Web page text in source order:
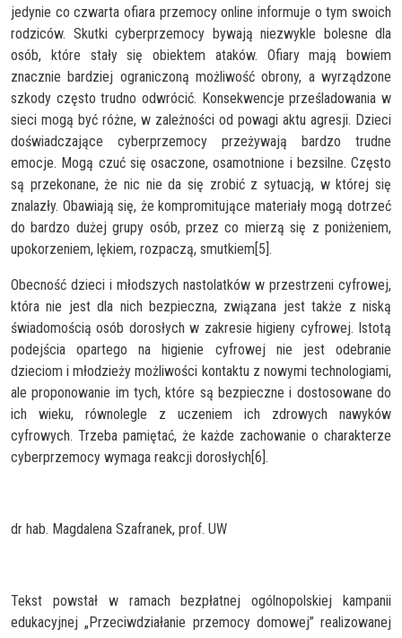
jedynie co czwarta ofiara przemocy online informuje o tym swoich
rodziców. Skutki cyberprzemocy bywają niezwykle bolesne dla
osób, które stały się obiektem ataków. Ofiary mają bowiem
znacznie bardziej ograniczoną możliwość obrony, a wyrządzone
szkody często trudno odwrócić. Konsekwencje prześladowania w
sieci mogą być różne, w zależności od powagi aktu agresji. Dzieci
doświadczające cyberprzemocy przeżywają bardzo trudne
emocje. Mogą czuć się osaczone, osamotnione i bezsilne. Często
są przekonane, że nic nie da się zrobić z sytuacją, w której się
znalazły. Obawiają się, że kompromitujące materiały mogą dotrzeć
do bardzo dużej grupy osób, przez co mierzą się z poniżeniem,
upokorzeniem, lękiem, rozpaczą, smutkiem[5].
Obecność dzieci i młodszych nastolatków w przestrzeni cyfrowej,
która nie jest dla nich bezpieczna, związana jest także z niską
świadomością osób dorosłych w zakresie higieny cyfrowej. Istotą
podejścia opartego na higienie cyfrowej nie jest odebranie
dzieciom i młodzieży możliwości kontaktu z nowymi technologiami,
ale proponowanie im tych, które są bezpieczne i dostosowane do
ich wieku, równolegle z uczeniem ich zdrowych nawyków
cyfrowych. Trzeba pamiętać, że każde zachowanie o charakterze
cyberprzemocy wymaga reakcji dorosłych[6].
dr hab. Magdalena Szafranek, prof. UW
Tekst powstał w ramach bezpłatnej ogólnopolskiej kampanii
edukacyjnej „Przeciwdziałanie przemocy domowej” realizowanej